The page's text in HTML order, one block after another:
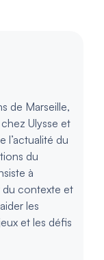
de Marseille,
Ulysse et
l’actualité du
du
à
du contexte et
les
et les défis